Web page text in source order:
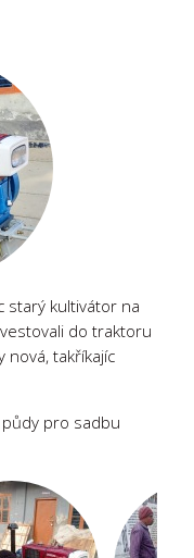
starý kultivátor na
do traktoru
nová, takříkajíc
pro sadbu